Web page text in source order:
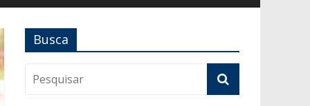
Busca